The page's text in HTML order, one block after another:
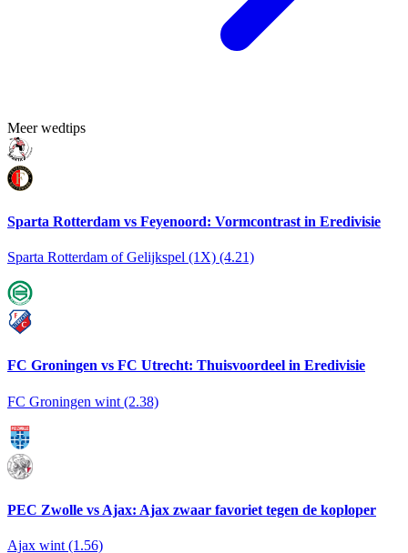
Meer wedtips
Sparta Rotterdam vs Feyenoord: Vormcontrast in Eredivisie
Sparta Rotterdam of Gelijkspel (1X) (4.21)
FC Groningen vs FC Utrecht: Thuisvoordeel in Eredivisie
FC Groningen wint (2.38)
PEC Zwolle vs Ajax: Ajax zwaar favoriet tegen de koploper
Ajax wint (1.56)